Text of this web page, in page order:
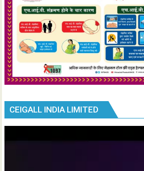
CEIGALL INDIA LIMITED